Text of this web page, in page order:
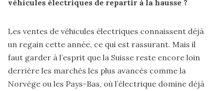
véhicules électriques de repartir à la hausse ?
Les ventes de véhicules électriques connaissent déjà
un regain cette année, ce qui est rassurant. Mais il
faut garder à l’esprit que la Suisse reste encore loin
derrière les marchés les plus avancés comme la
Norvège ou les Pays-Bas, où l’électrique domine déjà